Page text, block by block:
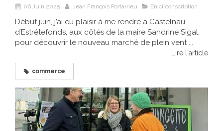
06 Juin 2025 Jean François Portarrieu En circonscription
Début juin, j’ai eu plaisir à me rendre à Castelnau
d’Estrétefonds, aux côtés de la maire Sandrine Sigal,
pour découvrir le nouveau marché de plein vent ...
Lire l'article
commerce